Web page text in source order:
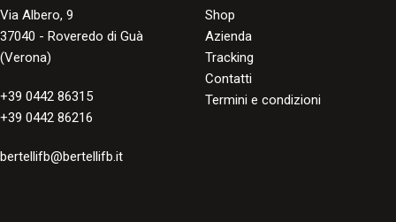
Via Albero, 9
37040 - Roveredo di Guà
(Verona)
+39 0442 86315
+39 0442 86216
bertellifb@bertellifb.it
Shop
Azienda
Tracking
Contatti
Termini e condizioni